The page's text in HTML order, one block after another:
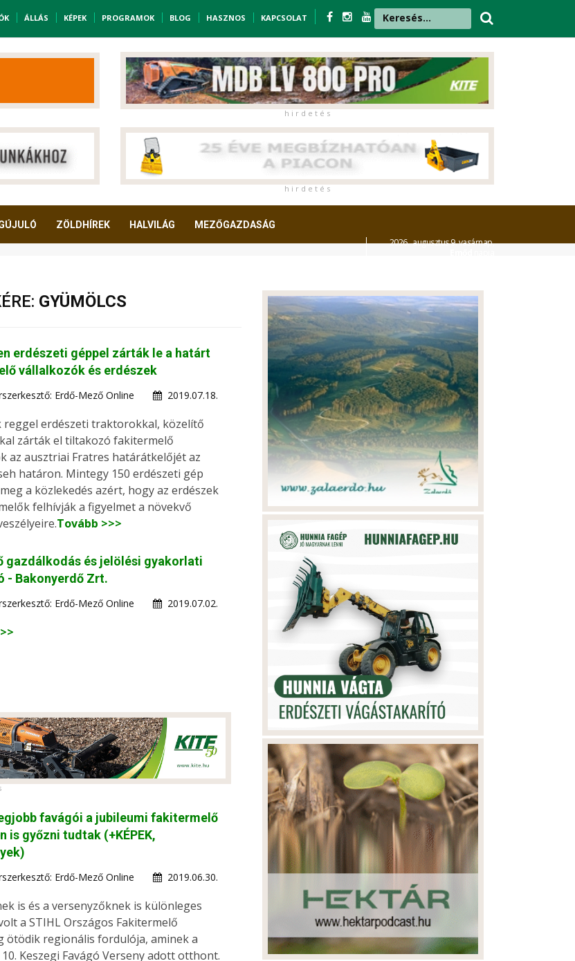
ÁLLÁS KÉPEK PROGRAMOK BLOG HASZNOS KAPCSOLAT
h i r d e t é s
h i r d e t é s
ZÖLDHÍREK HALVILÁG MEZŐGAZDASÁG
2026. augusztus 9. vasárnap,
GYÜMÖLCS
erdészeti géppel zárták le a határt
vállalkozók és erdészek
Erdő-Mező Online 2019.07.18.
reggel erdészeti traktorokkal, közelítő
zárták el tiltakozó fakitermelő
az ausztriai Fratres határátkelőjét az
határon. Mintegy 150 erdészeti gép
a közlekedés azért, hogy az erdészek
felhívják a figyelmet a növekvő
Tovább >>>
gazdálkodás és jelölési gyakorlati
- Bakonyerdő Zrt.
Erdő-Mező Online 2019.07.02.
favágói a jubileumi fakitermelő
is győzni tudtak (+KÉPEK,
Erdő-Mező Online 2019.06.30.
is és a versenyzőknek is különleges
a STIHL Országos Fakitermelő
ötödik regionális fordulója, aminek a
Keszegi Favágó Verseny adott otthont.